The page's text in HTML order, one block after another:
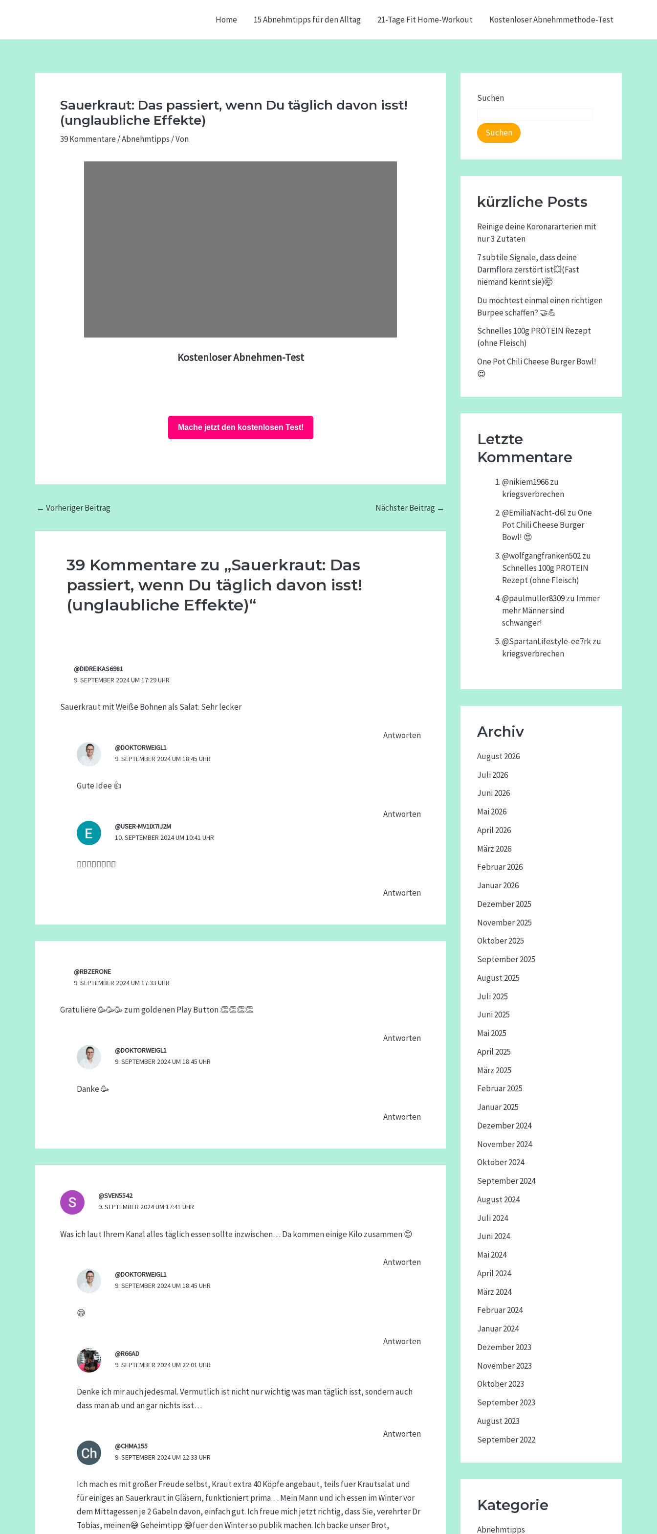
Home 15 Abnehmtipps für den Alltag 21-Tage Fit Home-Workout Kostenloser Abnehmmethode-Test
Sauerkraut: Das passiert, wenn Du täglich davon isst!
(unglaubliche Effekte)
39 Kommentare /Abnehmtipps / Von
Kostenloser Abnehmen-Test
Mache jetzt den kostenlosen Test!
← Vorheriger Beitrag Nächster Beitrag →
39 Kommentare zu „Sauerkraut: Das
passiert, wenn Du täglich davon isst!
(unglaubliche Effekte)“
@DIDREIKAS6981
9. SEPTEMBER 2024 UM 17:29 UHR
Sauerkraut mit Weiße Bohnen als Salat. Sehr lecker
Antworten
@DOKTORWEIGL1
9. SEPTEMBER 2024 UM 18:45 UHR
Gute Idee 👍
Antworten
@USER-MV1IX7IJ2M
10. SEPTEMBER 2024 UM 10:41 UHR
👍🏻👍🏻🇬🇷🇬🇷
Antworten
@RBZERONE
9. SEPTEMBER 2024 UM 17:33 UHR
Gratuliere 🥳🥳🥳 zum goldenen Play Button 👏👏👏👏
Antworten
@DOKTORWEIGL1
9. SEPTEMBER 2024 UM 18:45 UHR
Danke 🥳
Antworten
@SVEN5542
9. SEPTEMBER 2024 UM 17:41 UHR
Was ich laut Ihrem Kanal alles täglich essen sollte inzwischen… Da kommen einige Kilo zusammen 😊
Antworten
@DOKTORWEIGL1
9. SEPTEMBER 2024 UM 18:45 UHR
😅
Antworten
@R66AD
9. SEPTEMBER 2024 UM 22:01 UHR
Denke ich mir auch jedesmal. Vermutlich ist nicht nur wichtig was man täglich isst, sondern auch
dass man ab und an gar nichts isst…
Antworten
@CHMA155
9. SEPTEMBER 2024 UM 22:33 UHR
Ich mach es mit großer Freude selbst, Kraut extra 40 Köpfe angebaut, teils fuer Krautsalat und
für einiges an Sauerkraut in Gläsern, funktioniert prima… Mein Mann und ich essen im Winter vor
dem Mittagessen je 2 Gabeln davon, einfach gut. Ich freue mich jetzt richtig, dass Sie, verehrter Dr
Tobias, meinen😅 Geheimtipp 😅fuer den Winter so publik machen. Ich backe unser Brot,
Suchen
Suchen
kürzliche Posts
Reinige deine Koronararterien mit
nur 3 Zutaten
7 subtile Signale, dass deine
Darmflora zerstört ist💥(Fast
niemand kennt sie)🤯
Du möchtest einmal einen richtigen
Burpee schaffen? 🤝💪
Schnelles 100g PROTEIN Rezept
(ohne Fleisch)
One Pot Chili Cheese Burger Bowl!
😍
Letzte
Kommentare
@nikiem1966zu
kriegsverbrechen
@EmiliaNacht-d6l zuOne
Pot Chili Cheese Burger
Bowl! 😍
@wolfgangfranken502zu
Schnelles 100g PROTEIN
Rezept (ohne Fleisch)
@paulmuller8309zu Immer
mehr Männer sind
schwanger!
@SpartanLifestyle-ee7rkzu
kriegsverbrechen
Archiv
August 2026
Juli 2026
Juni 2026
Mai 2026
April 2026
März 2026
Februar 2026
Januar 2026
Dezember 2025
November 2025
Oktober 2025
September 2025
August 2025
Juli 2025
Juni 2025
Mai 2025
April 2025
März 2025
Februar 2025
Januar 2025
Dezember 2024
November 2024
Oktober 2024
September 2024
August 2024
Juli 2024
Juni 2024
Mai 2024
April 2024
März 2024
Februar 2024
Januar 2024
Dezember 2023
November 2023
Oktober 2023
September 2023
August 2023
September 2022
Kategorie
Abnehmtipps